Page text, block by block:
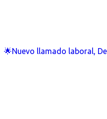
🌟Nuevo llamado laboral,